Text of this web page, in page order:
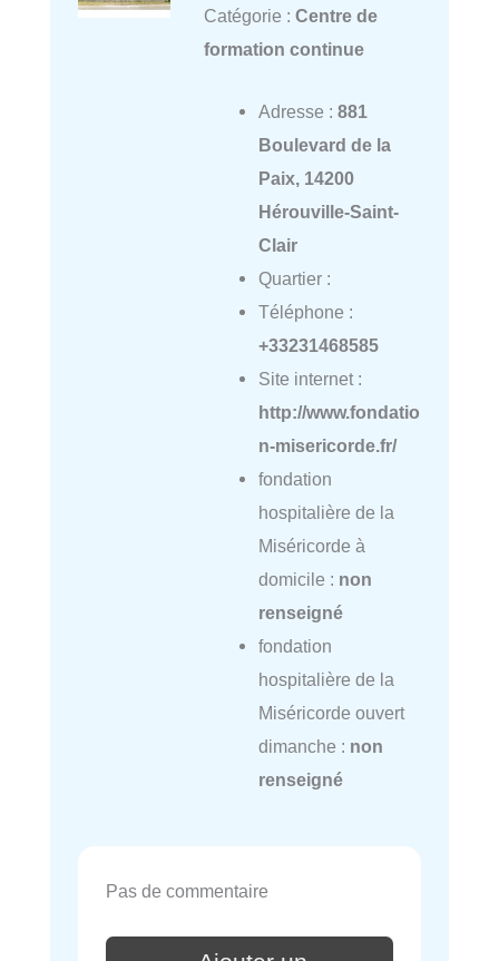
Catégorie : Centre de
formation continue
Adresse : 881
Boulevard de la
Paix, 14200
Hérouville-Saint-
Clair
Quartier :
Téléphone :
+33231468585
Site internet :
http://www.fondatio
n-misericorde.fr/
fondation
hospitalière de la
Miséricorde à
domicile : non
renseigné
fondation
hospitalière de la
Miséricorde ouvert
dimanche : non
renseigné
Pas de commentaire